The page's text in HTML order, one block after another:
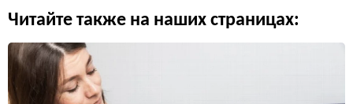
Читайте также на наших страницах: